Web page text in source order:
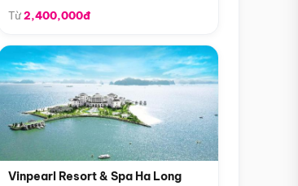
Từ2,400,000đ
Vinpearl Resort & Spa Ha Long